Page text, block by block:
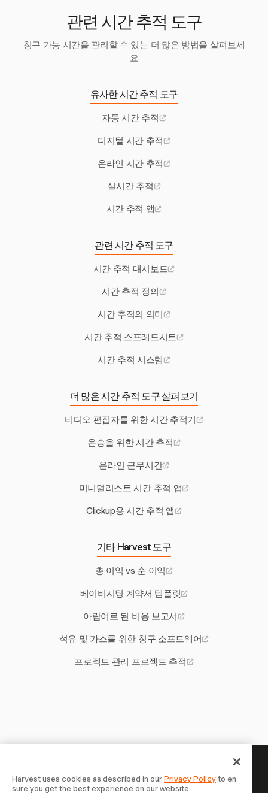
관련 시간 추적 도구
청구 가능 시간을 관리할 수 있는 더 많은 방법을 살펴보세
요
유사한 시간 추적 도구
자동 시간 추적
디지털 시간 추적
온라인 시간 추적
실시간 추적
시간 추적 앱
관련 시간 추적 도구
시간 추적 대시보드
시간 추적 정의
시간 추적의 의미
시간 추적 스프레드시트
시간 추적 시스템
더 많은 시간 추적 도구 살펴보기
비디오 편집자를 위한 시간 추적기
운송을 위한 시간 추적
온라인 근무시간
미니멀리스트 시간 추적 앱
Clickup용 시간 추적 앱
기타 Harvest 도구
총 이익 vs 순 이익
베이비시팅 계약서 템플릿
아랍어로 된 비용 보고서
석유 및 가스를 위한 청구 소프트웨어
프로젝트 관리 프로젝트 추적
당신의 시간은 기록할 가치가 있
Harvest uses cookies as described in ourPrivacy Policyto en
sure you get the best experience on our website.